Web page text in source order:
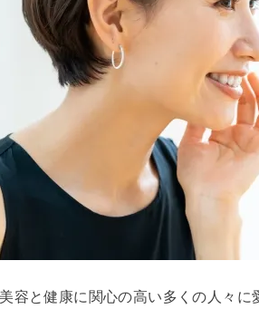
容と健康に関心の高い多くの人々